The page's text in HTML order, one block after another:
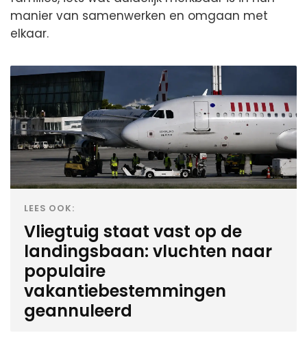
manier van samenwerken en omgaan met
elkaar.
LEES OOK:
Vliegtuig staat vast op de
landingsbaan: vluchten naar
populaire
vakantiebestemmingen
geannuleerd